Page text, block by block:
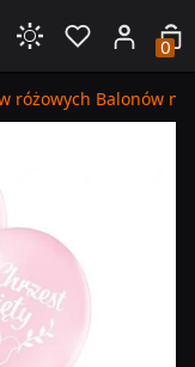
0
różowych Balonów